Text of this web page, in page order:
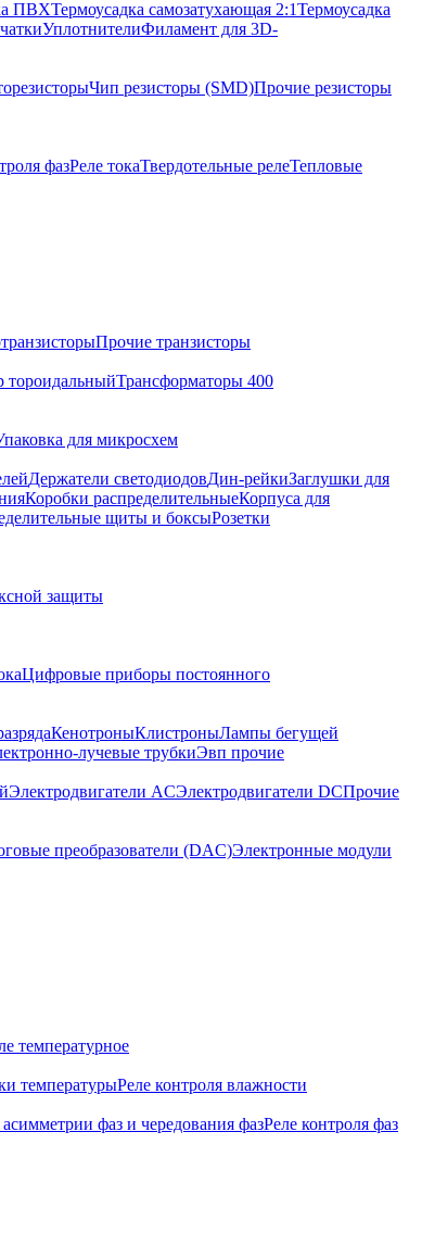
ПВХТермоусадка самозатухающая 2:1Термоусадка
УплотнителиФиламент для 3D-
Чип резисторы (SMD)Прочие резисторы
фазРеле токаТвердотельные релеТепловые
Прочие транзисторы
тороидальныйТрансформаторы 400
для микросхем
Держатели светодиодовДин-рейкиЗаглушки для
Коробки распределительныеКорпуса для
щиты и боксыРозетки
защиты
Цифровые приборы постоянного
КенотроныКлистроныЛампы бегущей
лучевые трубкиЭвп прочие
Электродвигатели ACЭлектродвигатели DCПрочие
преобразователи (DAC)Электронные модули
температурное
температурыРеле контроля влажности
фаз и чередования фазРеле контроля фаз